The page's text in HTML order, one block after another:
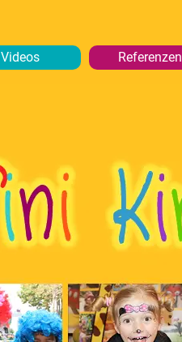
Videos Referenzen